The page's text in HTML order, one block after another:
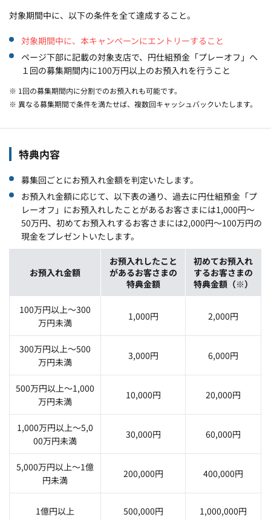
対象期間中に、以下の条件を全て達成すること。
対象期間中に、本キャンペーンにエントリーすること
ページ下部に記載の対象支店で、円仕組預金「プレーオフ」へ
１回の募集期間内に100万円以上のお預入れを行うこと
※ 1回の募集期間内に分割でのお預入れも可能です。
※ 異なる募集期間で条件を満たせば、複数回キャッシュバックいたします。
特典内容
募集回ごとにお預入れ金額を判定いたします。
お預入れ金額に応じて、以下表の通り、過去に円仕組預金「プ
レーオフ」にお預入れしたことがあるお客さまには1,000円～
50万円、初めてお預入れするお客さまには2,000円～100万円の
現金をプレゼントいたします。
お預入れ金額
お預入れしたこと
があるお客さまの
特典金額
初めてお預入れ
するお客さまの
特典金額（※）
100万円以上～300
万円未満
1,000円 2,000円
300万円以上～500
万円未満
3,000円 6,000円
500万円以上～1,000
万円未満
10,000円 20,000円
1,000万円以上～5,0
00万円未満
30,000円 60,000円
5,000万円以上～1億
円未満
200,000円 400,000円
1億円以上 500,000円 1,000,000円